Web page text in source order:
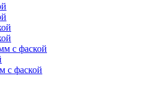
с фаской
с фаской